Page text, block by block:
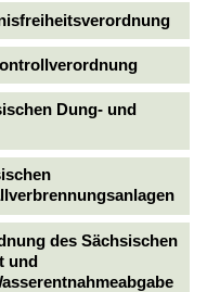
Dung- und
des Sächsischen
und